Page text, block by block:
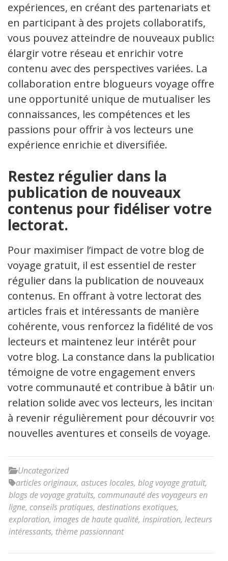
expériences, en créant des partenariats et
en participant à des projets collaboratifs,
vous pouvez atteindre de nouveaux publics,
élargir votre réseau et enrichir votre
contenu avec des perspectives variées. La
collaboration entre blogueurs voyage offre
une opportunité unique de mutualiser les
connaissances, les compétences et les
passions pour offrir à vos lecteurs une
expérience enrichie et diversifiée.
Restez régulier dans la
publication de nouveaux
contenus pour fidéliser votre
lectorat.
Pour maximiser l’impact de votre blog de
voyage gratuit, il est essentiel de rester
régulier dans la publication de nouveaux
contenus. En offrant à votre lectorat des
articles frais et intéressants de manière
cohérente, vous renforcez la fidélité de vos
lecteurs et maintenez leur intérêt pour
votre blog. La constance dans la publication
témoigne de votre engagement envers
votre communauté et contribue à bâtir une
relation solide avec vos lecteurs, les incitant
à revenir régulièrement pour découvrir vos
nouvelles aventures et conseils de voyage.
Uncategorized
articles originaux, astuces locales, blog voyage gratuit,
blogs de voyage gratuits, communauté des voyageurs en
ligne, conseils pratiques, destinations exotiques,
exploration, images de haute qualité, inspiration, lecteurs
intéressants, thème passionnant